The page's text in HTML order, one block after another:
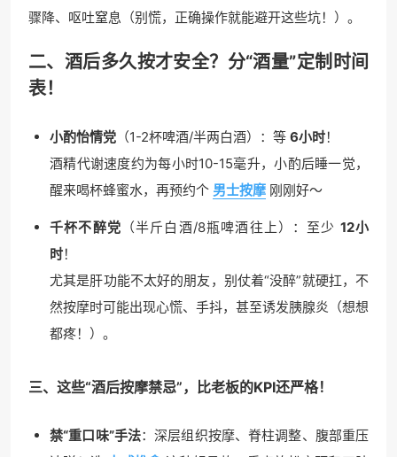
骤降、呕吐窒息（别慌，正确操作就能避开这些坑！）。
二、酒后多久按才安全？分“酒量”定制时间
表！
小酌怡情党 （1-2杯啤酒/半两白酒）：等 6小时！
酒精代谢速度约为每小时10-15毫升，小酌后睡一觉，
醒来喝杯蜂蜜水，再预约个 男士按摩 刚刚好～
千杯不醉党 （半斤白酒/8瓶啤酒往上）：至少 12小
时！
尤其是肝功能不太好的朋友，别仗着“没醉”就硬扛，不
然按摩时可能出现心慌、手抖，甚至诱发胰腺炎（想想
都疼！）。
三、这些“酒后按摩禁忌”，比老板的KPI还严格！
禁“重口味”手法：深层组织按摩、脊柱调整、腹部重压